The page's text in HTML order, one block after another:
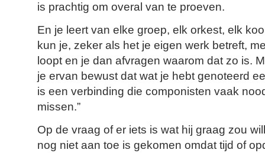
is prachtig om overal van te proeven.
En je leert van elke groep, elk orkest, elk
kun je, zeker als het je eigen werk betreft,
loopt en je dan afvragen waarom dat zo is.
je ervan bewust dat wat je hebt genoteerd
is een verbinding die componisten vaak
missen.”
Op de vraag of er iets is wat hij graag zou
nog niet aan toe is gekomen omdat tijd of